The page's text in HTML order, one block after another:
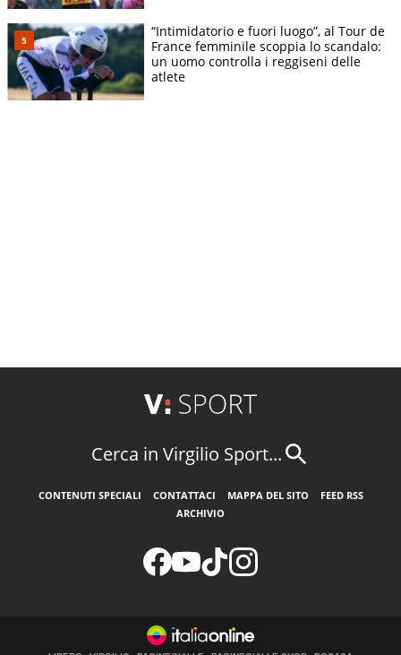
“Intimidatorio e fuori luogo”, al Tour de
France femminile scoppia lo scandalo:
un uomo controlla i reggiseni delle
atlete
Cerca in Virgilio Sport...
CONTENUTI SPECIALI CONTATTACI MAPPA DEL SITO
FEED RSS
ARCHIVIO